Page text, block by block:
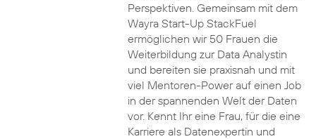
Perspektiven. Gemeinsam mit dem
Wayra Start-Up StackFuel
ermöglichen wir 50 Frauen die
Weiterbildung zur Data Analystin
und bereiten sie praxisnah und mit
viel Mentoren-Power auf einen Job
in der spannenden Welt der Daten
vor. Kennt Ihr eine Frau, für die eine
Karriere als Datenexpertin und